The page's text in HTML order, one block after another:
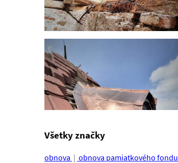
Všetky značky
obnova obnova pamiatkového fondu